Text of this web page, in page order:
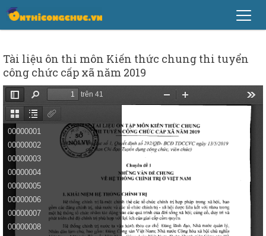
Tài liệu ôn thi môn Kiến thức chung thi tuyển
công chức cấp xã năm 2019